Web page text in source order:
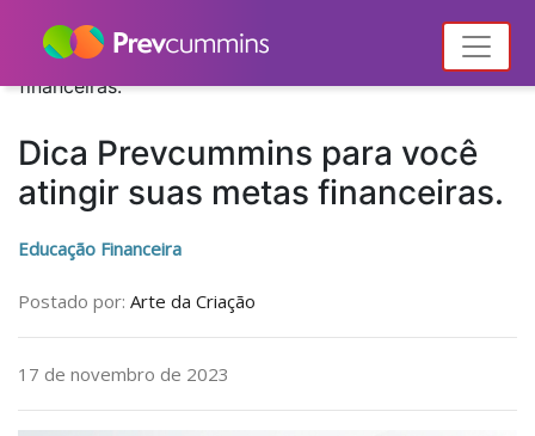
Home Notícias
Educação Financeira
Dica Prevcummins para você atingir suas metas
financeiras.
Dica Prevcummins para você
atingir suas metas financeiras.
Educação Financeira
Postado por: Arte da Criação
17 de novembro de 2023